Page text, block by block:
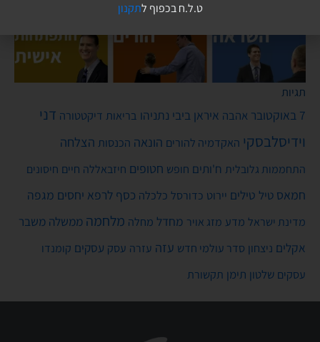
תגיות
7 באוקטובר אהבה איראן ביבי נתניהו בריאות דיקטטורה דני
וידיסלבסקי האקדמיה להורים הונאה הכנסות הצלחה
התחממות גלובלית ח'ותים חופש חטופים חיזבאללה חיים חיסונים
חמאס טיל טילים יירוט כדורסל כלכלה כסף לרפא יחסים מגפה
מדינת ישראל מדע מזג אויר מחדל מחלה מלחמה ממשלה משבר
אקלים ניצחון סדר עולמי חדש עזה עזרה עסק עסקים קומנדו
עסקים שלטון תימן תקשורת
ט.ל.ח בכפוף לתקנון